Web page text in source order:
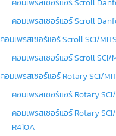
คอมเพรสเซอร์แอร์ Scroll
คอมเพรสเซอร์แอร์ Scroll SCI/
คอมเพรสเซอร์แอร์ Scroll SCI/
คอมเพรสเซอร์แอร์ Rotary SCI/
คอมเพรสเซอร์แอร์ Rotary
คอมเพรสเซอร์แอร์ Rotary
R410A